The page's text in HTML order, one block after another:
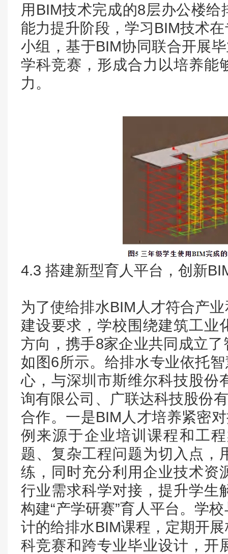
用BIM技术完成的8层办公楼
能力提升阶段，学习BIM技术
小组，基于BIM协同联合开展
学科竞赛，形成合力以培养能
力。
4.3 搭建新型育人平台，创新
为了使给排水BIM人才符合产
建设要求，学校围绕建筑工业
方向，携手8家企业共同成立
如图6所示。给排水专业依托
心，与深圳市斯维尔科技股份
询有限公司、广联达科技股份
合作。一是BIM人才培养紧密
例来源于企业培训课程和工
题、复杂工程问题为切入点，
练，同时充分利用企业技术资
行业需求科学对接，提升学生
构建“产学研赛”育人平台。学
计的给排水BIM课程，定期开
科竞赛和跨专业毕业设计，开